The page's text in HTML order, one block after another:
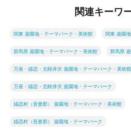
関連キーワ
関東 遊園地・テーマパーク・美術館 関東 遊園
群馬県 遊園地・テーマパーク・美術館 群馬県
万座・嬬恋・北軽井沢 遊園地・テーマパーク・美術館
万座・嬬恋・北軽井沢 遊園地・テーマパーク
嬬恋村（吾妻郡） 遊園地・テーマパーク・美術館
嬬恋村（吾妻郡） 遊園地・テーマパーク